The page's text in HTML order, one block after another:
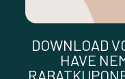
DOWNLOAD
HAVE